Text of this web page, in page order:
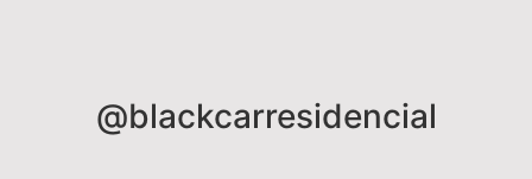
@blackcarresidencial